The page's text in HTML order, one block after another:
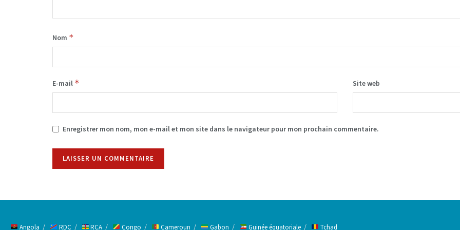
Nom *
E-mail * Site web
Enregistrer mon nom, mon e-mail et mon site dans le navigateur pour mon prochain commentaire.
Angola RDC RCA Congo Cameroun Gabon Guinée équatoriale Tchad